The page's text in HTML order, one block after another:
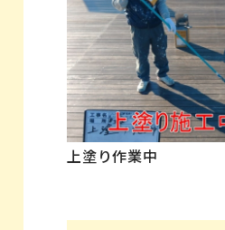
上塗り作業中